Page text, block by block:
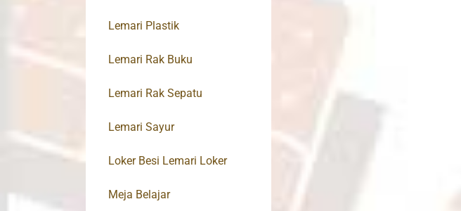
Lemari Plastik
Lemari Rak Buku
Lemari Rak Sepatu
Lemari Sayur
Loker Besi Lemari Loker
Meja Belajar